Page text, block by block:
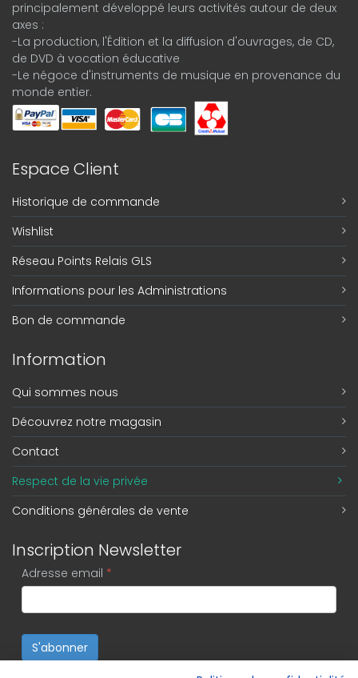
principalement développé leurs activités autour de deux
axes :
-La production, l'Édition et la diffusion d'ouvrages, de CD,
de DVD à vocation éducative
-Le négoce d'instruments de musique en provenance du
monde entier.
Espace Client
Historique de commande
Wishlist
Réseau Points Relais GLS
Informations pour les Administrations
Bon de commande
Information
Qui sommes nous
Découvrez notre magasin
Contact
Respect de la vie privée
Conditions générales de vente
Inscription Newsletter
Adresse email *
S'abonner